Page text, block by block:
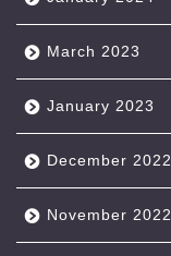
March 2023
January 2023
December 2022
November 2022